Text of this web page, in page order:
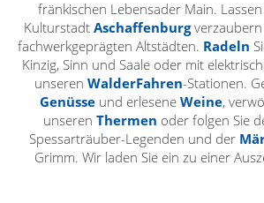
fränkischen Lebensader Main.
Kulturstadt Aschaffenburg
fachwerkgeprägten Altstädten. Radeln
Kinzig, Sinn und Saale oder mit
unseren WalderFahren-Stationen.
Genüsseund erlesene Weine,
unseren Thermen oder folgen Sie
Spessarträuber-Legenden und der
Grimm. Wir laden Sie ein zu einer